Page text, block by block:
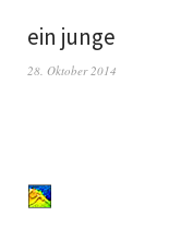
ein junge
28. Oktober 2014